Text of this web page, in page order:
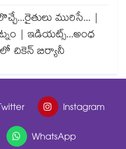
మురిసే... |
| ఇడియట్స్...అంధ
చికెన్ బిర్యానీ
Instagram
WhatsApp